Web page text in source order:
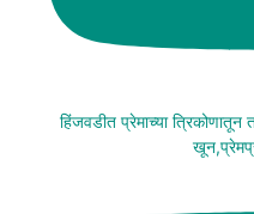
हिंजवडीत प्रेमाच्या त्रिकोणातून